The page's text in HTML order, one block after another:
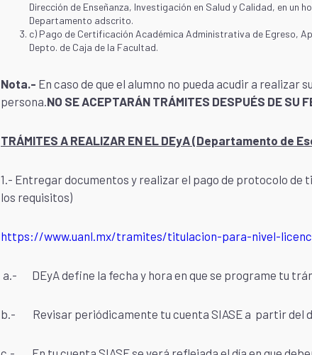
Dirección de Enseñanza, Investigación en Salud y Calidad, en un
Departamento adscrito.
c) Pago de Certificación Académica Administrativa de Egreso,
Depto. de Caja de la Facultad.
Nota.- En caso de que el alumno no pueda acudir a
persona.NO SE ACEPTARÁN TRÁMITES DESPUÉS DE SU
TRÁMITES A REALIZAR EN EL DEyA (Departamento de
1.- Entregar documentos y realizar el pago de protocolo
los requisitos)
https://www.uanl.mx/tramites/titulacion-para-nivel-
a.- DEyA define la fecha y hora en que se programe tu
b.- Revisar periódicamente tu cuenta SIASE a partir del